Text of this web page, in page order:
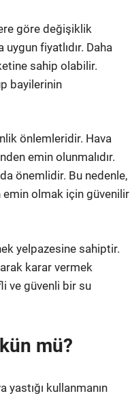
göre değişiklik
fiyatlıdır. Daha
sahip olabilir.
bayilerinin
önlemleridir. Hava
emin olunmalıdır.
önemlidir. Bu nedenle,
emin olmak için güvenilir
yelpazesine sahiptir.
karar vermek
ve güvenli bir su
mü?
kullanmanın